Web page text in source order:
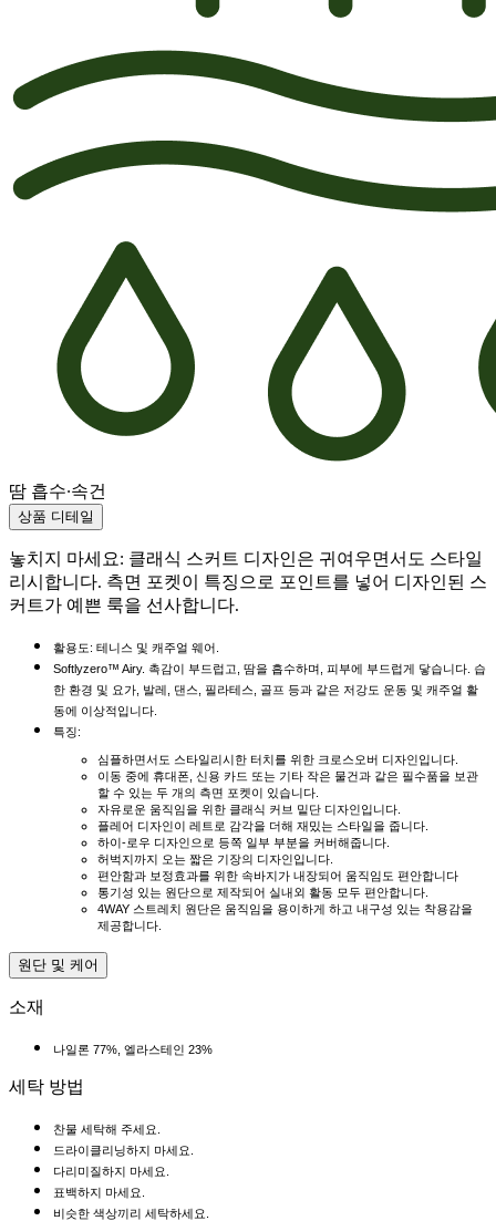
땀 흡수·속건
상품 디테일
놓치지 마세요: 클래식 스커트 디자인은 귀여우면서도 스타일
리시합니다. 측면 포켓이 특징으로 포인트를 넣어 디자인된 스
커트가 예쁜 룩을 선사합니다.
활용도: 테니스 및 캐주얼 웨어.
Softlyzero™ Airy. 촉감이 부드럽고, 땀을 흡수하며, 피부에 부드럽게 닿습니다. 습
한 환경 및 요가, 발레, 댄스, 필라테스, 골프 등과 같은 저강도 운동 및 캐주얼 활
동에 이상적입니다.
특징:
심플하면서도 스타일리시한 터치를 위한 크로스오버 디자인입니다.
이동 중에 휴대폰, 신용 카드 또는 기타 작은 물건과 같은 필수품을 보관
할 수 있는 두 개의 측면 포켓이 있습니다.
자유로운 움직임을 위한 클래식 커브 밑단 디자인입니다.
플레어 디자인이 레트로 감각을 더해 재밌는 스타일을 줍니다.
하이-로우 디자인으로 등쪽 일부 부분을 커버해줍니다.
허벅지까지 오는 짧은 기장의 디자인입니다.
편안함과 보정효과를 위한 속바지가 내장되어 움직임도 편안합니다
통기성 있는 원단으로 제작되어 실내외 활동 모두 편안합니다.
4WAY 스트레치 원단은 움직임을 용이하게 하고 내구성 있는 착용감을
제공합니다.
원단 및 케어
소재
나일론 77%, 엘라스테인 23%
세탁 방법
찬물 세탁해 주세요.
드라이클리닝하지 마세요.
다리미질하지 마세요.
표백하지 마세요.
비슷한 색상끼리 세탁하세요.